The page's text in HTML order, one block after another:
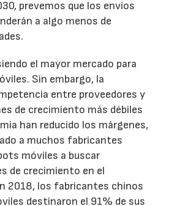
prevemos que los envíos
a algo menos de
el mayor mercado para
Sin embargo, la
entre proveedores y
de crecimiento más débiles
han reducido los márgenes,
a muchos fabricantes
móviles a buscar
de crecimiento en el
2018, los fabricantes chinos
destinaron el 91% de sus